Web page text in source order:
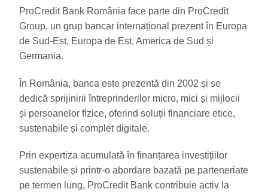
ProCredit Bank România face parte din ProCredit
Group, un grup bancar internațional prezent în Europa
de Sud-Est, Europa de Est, America de Sud și
Germania.
În România, banca este prezentă din 2002 și se
dedică sprijinirii întreprinderilor micro, mici și mijlocii
și persoanelor fizice, oferind soluții financiare etice,
sustenabile și complet digitale.
Prin expertiza acumulată în finanțarea investițiilor
sustenabile și printr-o abordare bazată pe parteneriate
pe termen lung, ProCredit Bank contribuie activ la